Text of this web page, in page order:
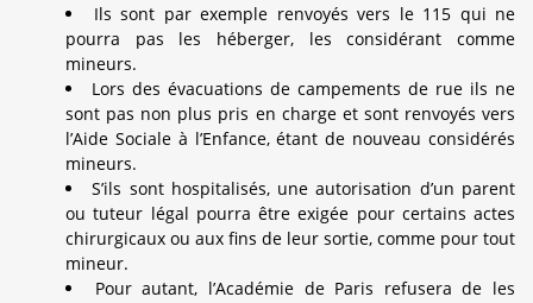
Ils sont par exemple renvoyés vers le 115 qui ne
pourra pas les héberger, les considérant comme
mineurs.
Lors des évacuations de campements de rue ils ne
sont pas non plus pris en charge et sont renvoyés vers
l’Aide Sociale à l’Enfance, étant de nouveau considérés
mineurs.
S’ils sont hospitalisés, une autorisation d’un parent
ou tuteur légal pourra être exigée pour certains actes
chirurgicaux ou aux fins de leur sortie, comme pour tout
mineur.
Pour autant, l’Académie de Paris refusera de les